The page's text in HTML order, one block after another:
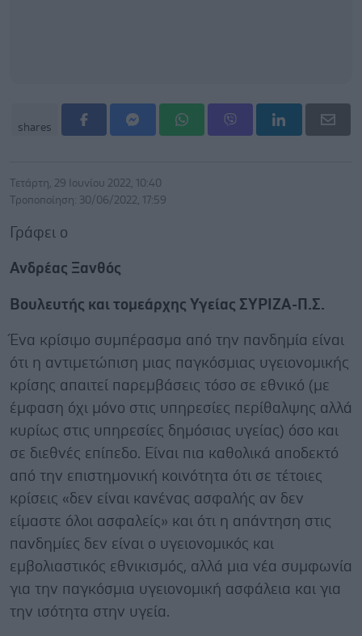
shares
Τετάρτη, 29 Ιουνίου 2022, 10:40
Τροποποίηση: 30/06/2022, 17:59
Γράφει ο
Ανδρέας Ξανθός
Βουλευτής και τομεάρχης Υγείας ΣΥΡΙΖΑ-Π.Σ.
Ένα κρίσιμο συμπέρασμα από την πανδημία είναι
ότι η αντιμετώπιση μιας παγκόσμιας υγειονομικής
κρίσης απαιτεί παρεμβάσεις τόσο σε εθνικό (με
έμφαση όχι μόνο στις υπηρεσίες περίθαλψης αλλά
κυρίως στις υπηρεσίες δημόσιας υγείας) όσο και
σε διεθνές επίπεδο. Είναι πια καθολικά αποδεκτό
από την επιστημονική κοινότητα ότι σε τέτοιες
κρίσεις «δεν είναι κανένας ασφαλής αν δεν
είμαστε όλοι ασφαλείς» και ότι η απάντηση στις
πανδημίες δεν είναι ο υγειονομικός και
εμβολιαστικός εθνικισμός, αλλά μια νέα συμφωνία
για την παγκόσμια υγειονομική ασφάλεια και για
την ισότητα στην υγεία.